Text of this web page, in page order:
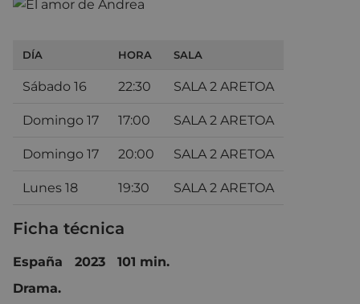
DÍA HORA SALA
Sábado 16 22:30 SALA 2 ARETOA
Domingo 17 17:00 SALA 2 ARETOA
Domingo 17 20:00 SALA 2 ARETOA
Lunes 18 19:30 SALA 2 ARETOA
Ficha técnica
España 2023 101 min.
Drama.